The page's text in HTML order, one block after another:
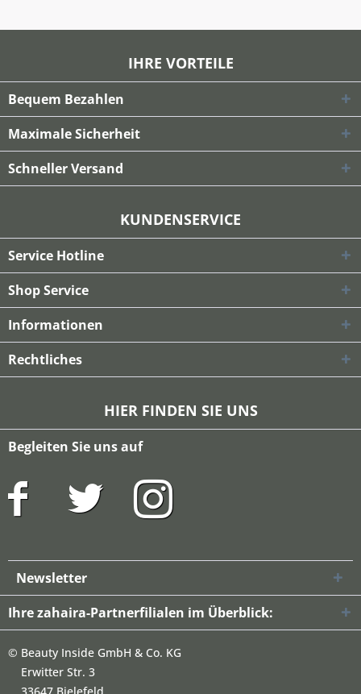
IHRE VORTEILE
Bequem Bezahlen
Maximale Sicherheit
Schneller Versand
KUNDENSERVICE
Service Hotline
Shop Service
Informationen
Rechtliches
HIER FINDEN SIE UNS
Begleiten Sie uns auf
Newsletter
Ihre zahaira-Partnerfilialen im Überblick:
© Beauty Inside GmbH & Co. KG
Erwitter Str. 3